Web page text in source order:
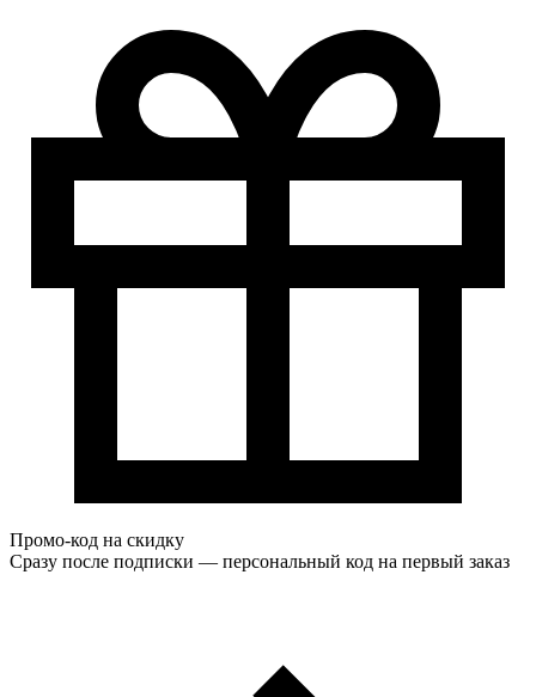
Промо-код на скидку
Сразу после подписки — персональный код на первый заказ